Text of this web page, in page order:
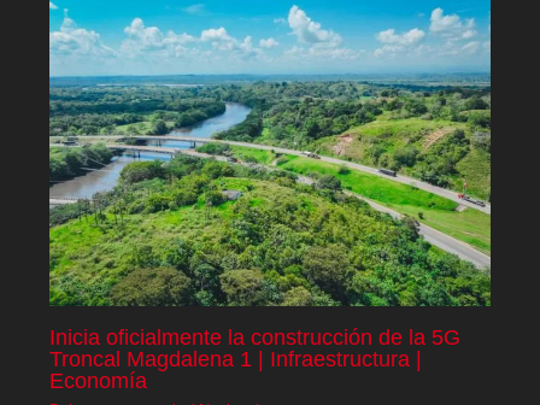
Inicia oficialmente la construcción de la 5G
Troncal Magdalena 1 | Infraestructura |
Economía